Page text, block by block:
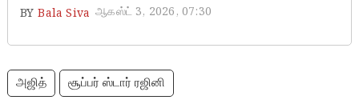
BY Bala Siva ஆகஸ்ட் 3, 2026, 07:30
அஜித் சூப்பர் ஸ்டார் ரஜினி